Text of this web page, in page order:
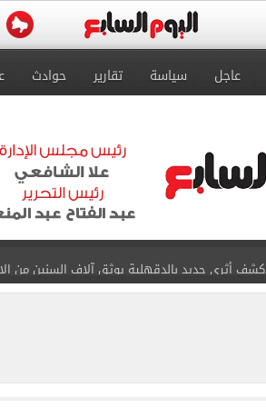
عاجل سياسة تقارير حوادث
كشف أثرى جديد بالدقهلية يوثق آلاف السنين من
تحويلات مرورية لاستكمال تنفيذ أعمال بمحور
إمام عاشور يمدد تعاقده مع الأهلي لـ2030 مقابل 25 مليونا سنويا وعقد إعلاني